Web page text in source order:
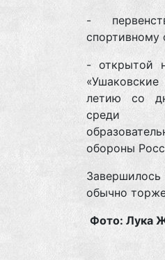
-
спортивному
- открытой
летию со
среди
обороны
обычно
Фото: Лука